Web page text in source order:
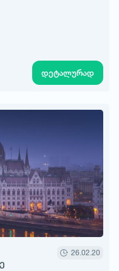
დეტალურად
26.02.20